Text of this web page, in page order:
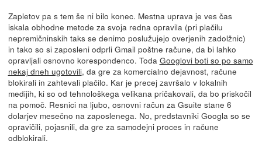
Zapletov pa s tem še ni bilo konec. Mestna uprava je ves čas
iskala obhodne metode za svoja redna opravila (pri plačilu
nepremičninskih taks se denimo poslužujejo overjenih zadolžnic)
in tako so si zaposleni odprli Gmail poštne račune, da bi lahko
opravljali osnovno korespondenco. Toda Googlovi boti so po samo
nekaj dneh ugotovili, da gre za komercialno dejavnost, račune
blokirali in zahtevali plačilo. Kar je precej završalo v lokalnih
medijih, ki so od tehnološkega velikana pričakovali, da bo priskočil
na pomoč. Resnici na ljubo, osnovni račun za Gsuite stane 6
dolarjev mesečno na zaposlenega. No, predstavniki Googla so se
opravičili, pojasnili, da gre za samodejni proces in račune
odblokirali.